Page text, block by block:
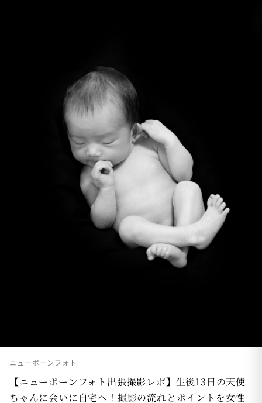
ニューボーンフォト
【ニューボーンフォト出張撮影レポ】生後13日の天使
ちゃんに会いに自宅へ！撮影の流れとポイントを女性